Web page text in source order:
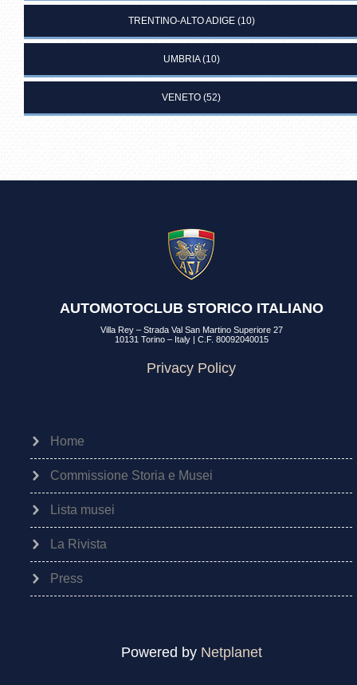
TRENTINO-ALTO ADIGE(10)
UMBRIA(10)
VENETO (52)
AUTOMOTOCLUB STORICO ITALIANO
Villa Rey – Strada Val San Martino Superiore 27
10131 Torino – Italy | C.F. 80092040015
Privacy Policy
Home
Commissione Storia e Musei
Lista musei
La Rivista
Press
Powered by Netplanet